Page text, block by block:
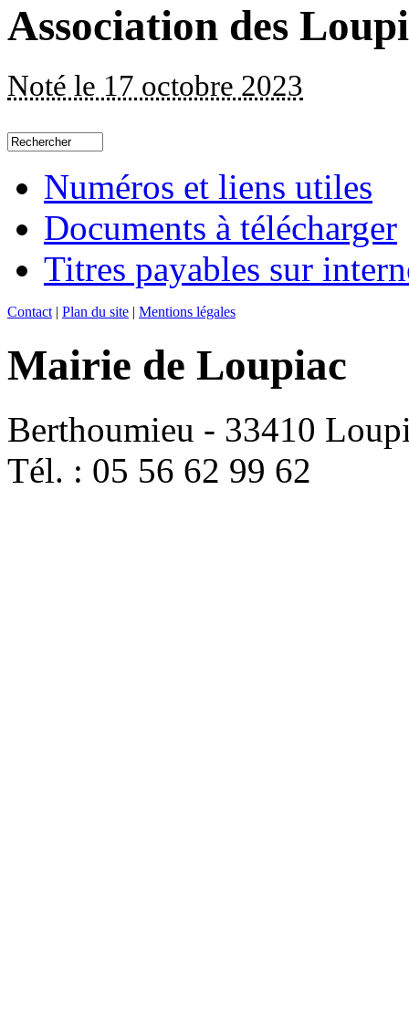
Association des
Noté le 17 octobre 2023
Numéros et liens utiles
Documents à télécharger
Titres payables sur
Contact | Plan du site | Mentions légales
Mairie de Loupiac
Berthoumieu - 33410
Tél. : 05 56 62 99 62